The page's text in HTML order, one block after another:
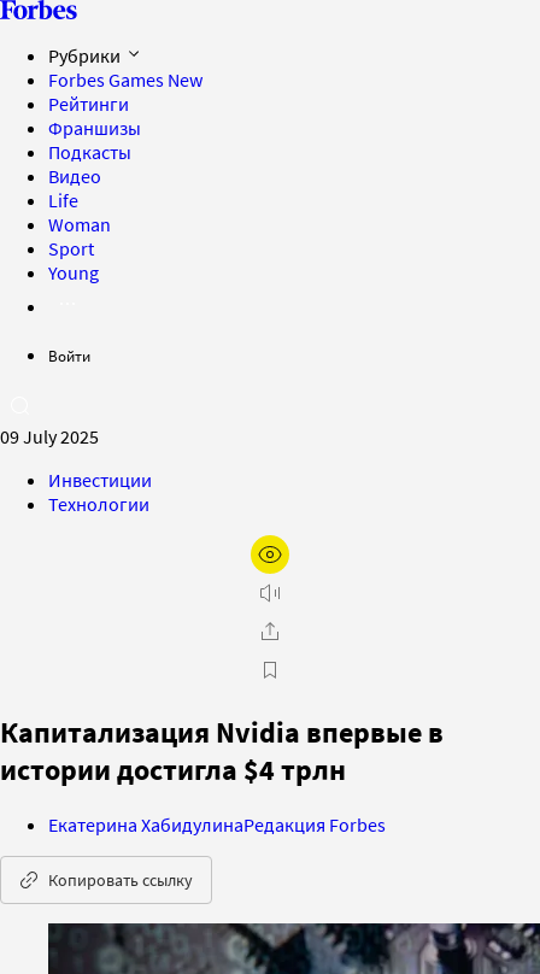
Рубрики
Forbes Games New
Рейтинги
Франшизы
Подкасты
Видео
Life
Woman
Sport
Young
Войти
09 July 2025
Инвестиции
Технологии
Капитализация Nvidia впервые в
истории достигла $4 трлн
Екатерина ХабидулинаРедакция Forbes
Копировать ссылку